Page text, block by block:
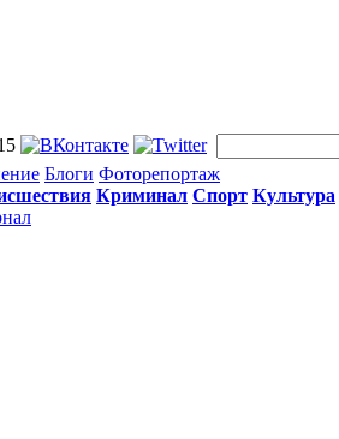
Блоги Фоторепортаж
Криминал Спорт Культура